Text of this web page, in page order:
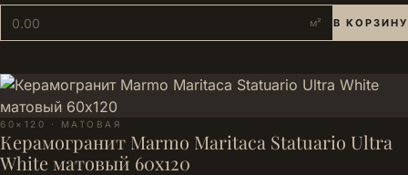
м² В КОРЗИНУ
60×120 · МАТОВАЯ
Керамогранит Marmo Maritaca Statuario Ultra
White матовый 60х120